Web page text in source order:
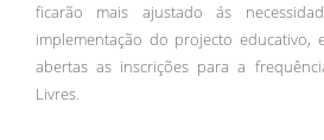
ficarão mais ajustado ás
implementação do projecto educativo,
abertas as inscrições para a
Livres.